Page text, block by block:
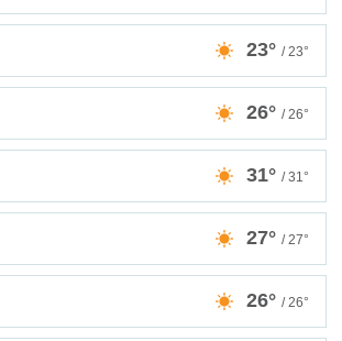
23° / 23°
26° / 26°
31° / 31°
27° / 27°
26° / 26°